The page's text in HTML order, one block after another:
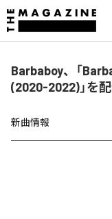
Barbaboy、「
(2020-2022)」を
新曲情報